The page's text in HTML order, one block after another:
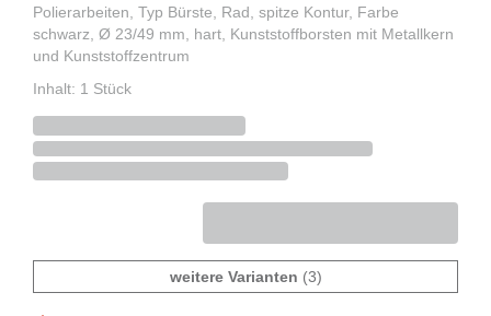
Polierarbeiten, Typ Bürste, Rad, spitze Kontur, Farbe
schwarz, Ø 23/49 mm, hart, Kunststoffborsten mit Metallkern
und Kunststoffzentrum
Inhalt: 1 Stück
weitere Varianten (3)